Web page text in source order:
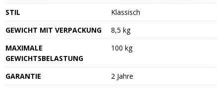
STIL
Klassisch
GEWICHT MIT VERPACKUNG
8,5 kg
MAXIMALE
GEWICHTSBELASTUNG
100 kg
GARANTIE 2 Jahre